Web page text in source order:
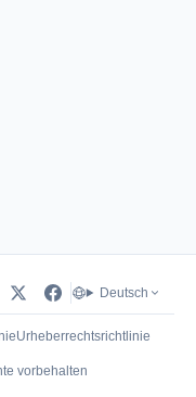
Deutsch
Urheberrechtsrichtlinie
in neuem Tab)
vorbehalten